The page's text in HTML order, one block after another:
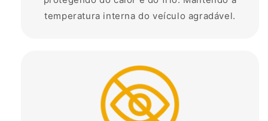
temperatura interna do veículo agradável.